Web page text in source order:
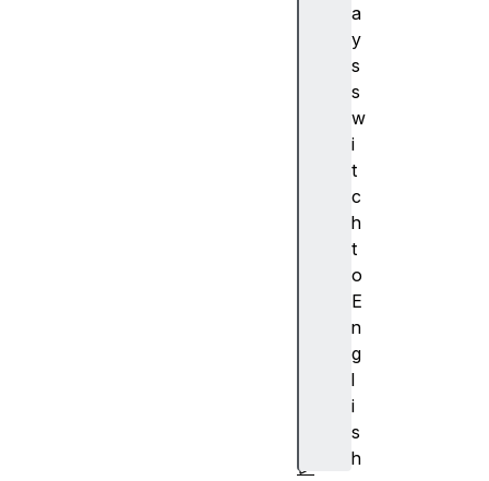
a
y
s
s
w
i
t
c
h
t
o
E
n
g
l
i
s
h
レ